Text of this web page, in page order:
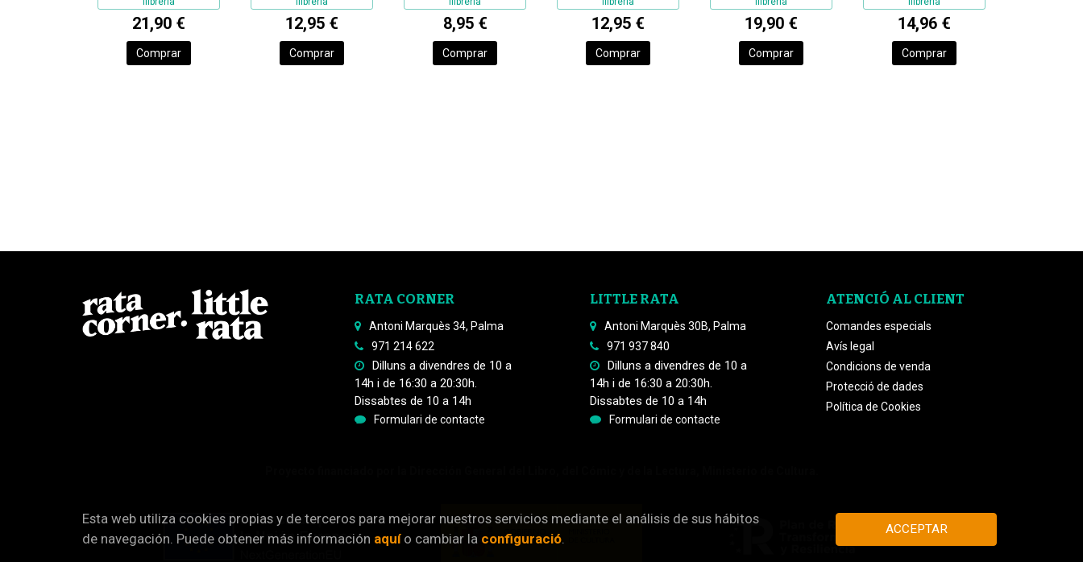
21,90 €
Comprar
12,95 €
Comprar
8,95 €
Comprar
12,95 €
Comprar
19,90 €
Comprar
14,96 €
Comprar
RATA CORNER
Antoni Marquès 34, Palma
971 214 622
Dilluns a divendres de 10 a
14h i de 16:30 a 20:30h.
Dissabtes de 10 a 14h
Formulari de contacte
LITTLE RATA
Antoni Marquès 30B, Palma
971 937 840
Dilluns a divendres de 10 a
14h i de 16:30 a 20:30h.
Dissabtes de 10 a 14h
Formulari de contacte
ATENCIÓ AL CLIENT
Comandes especials
Avís legal
Condicions de venda
Protecció de dades
Política de Cookies
Esta web utiliza cookies propias y de terceros para mejorar nuestros servicios mediante el análisis de sus hábitos
de navegación. Puede obtener más información aquío cambiar la configuració.
ACCEPTAR